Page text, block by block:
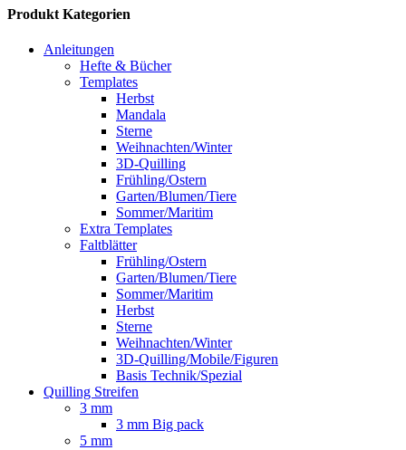
Produkt Kategorien
Anleitungen
Hefte & Bücher
Templates
Herbst
Mandala
Sterne
Weihnachten/Winter
3D-Quilling
Frühling/Ostern
Garten/Blumen/Tiere
Sommer/Maritim
Extra Templates
Faltblätter
Frühling/Ostern
Garten/Blumen/Tiere
Sommer/Maritim
Herbst
Sterne
Weihnachten/Winter
3D-Quilling/Mobile/Figuren
Basis Technik/Spezial
Quilling Streifen
3 mm
3 mm Big pack
5 mm